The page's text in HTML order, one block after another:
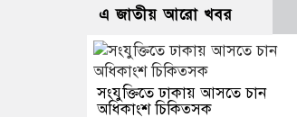
এ জাতীয় আরো খবর
সংযুক্তিতে ঢাকায় আসতে চান
অধিকাংশ চিকিত্সক